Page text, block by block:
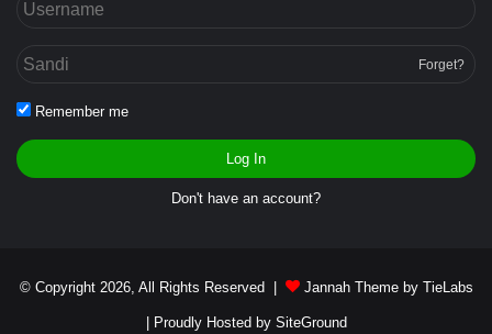
Forget?
Remember me
Log In
Don't have an account?
© Copyright 2026, All Rights Reserved | Jannah Theme by TieLabs
| Proudly Hosted by SiteGround